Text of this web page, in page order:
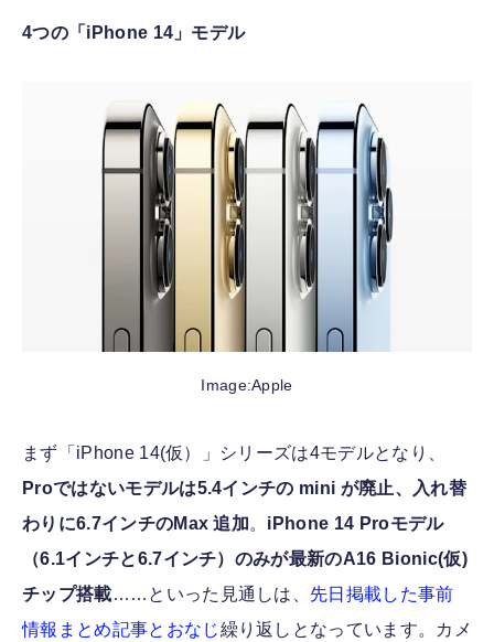
4つの「iPhone 14」モデル
Image:Apple
まず「iPhone 14(仮）」シリーズは4モデルとなり、
Proではないモデルは5.4インチの mini が廃止、入れ替
わりに6.7インチのMax 追加。 iPhone 14 Proモデル
（6.1インチと6.7インチ）のみが最新のA16 Bionic(仮)
チップ搭載……といった見通しは、 先日掲載した事前
情報まとめ記事とおなじ繰り返しとなっています。カメ